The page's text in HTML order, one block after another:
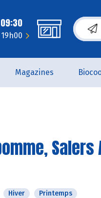
Magazines
Salers
Hiver Printemps